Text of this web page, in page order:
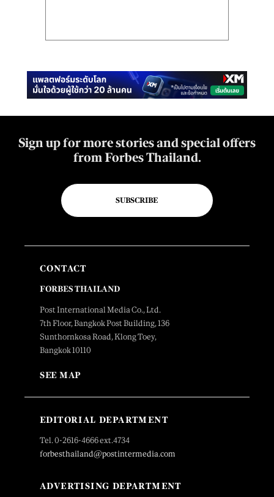
Sign up for more stories and special offers
from Forbes Thailand.
SUBSCRIBE
CONTACT
FORBES THAILAND
Post International Media Co., Ltd.
7th Floor, Bangkok Post Building, 136
Sunthornkosa Road, Klong Toey,
Bangkok 10110
SEE MAP
EDITORIAL DEPARTMENT
Tel. 0-2616-4666 ext.4734
forbesthailand@postintermedia.com
ADVERTISING DEPARTMENT